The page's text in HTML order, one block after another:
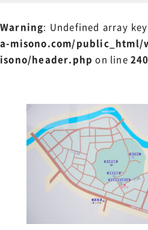
Warning: Undefined array
a-misono.com/
isono/header.php on line240